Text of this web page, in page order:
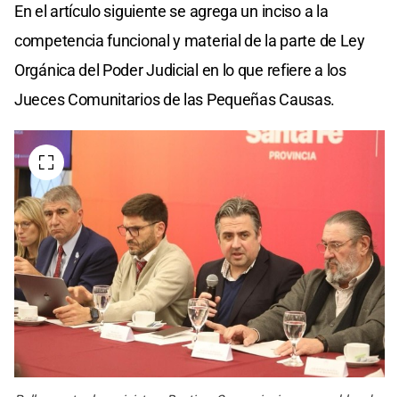
En el artículo siguiente se agrega un inciso a la
competencia funcional y material de la parte de Ley
Orgánica del Poder Judicial en lo que refiere a los
Jueces Comunitarios de las Pequeñas Causas.